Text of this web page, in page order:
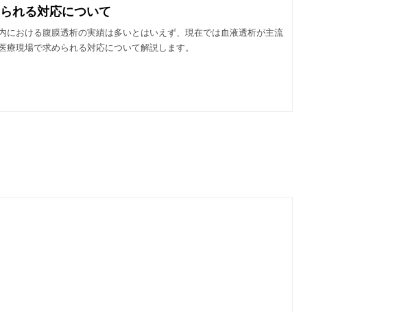
れる対応について
おける腹膜透析の実績は多いとはいえず、現在では血液透析が主流
現場で求められる対応について解説します。